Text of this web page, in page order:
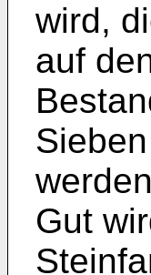
wird,
auf
Gut